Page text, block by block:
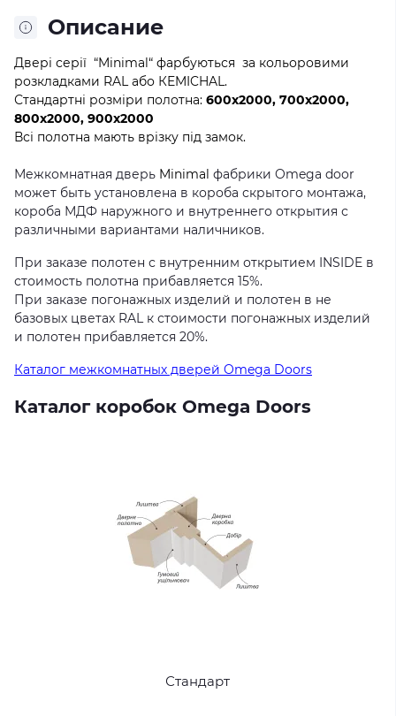
Описание
Двері серії “Minimal“ фарбуються за кольоровими
розкладками RAL або КEMICHAL.
Стандартні розміри полотна: 600x2000, 700x2000,
800x2000, 900x2000
Всі полотна мають врізку під замок.
Межкомнатная дверь Minimal фабрики Omega door
может быть установлена ​​в короба скрытого монтажа,
короба МДФ наружного и внутреннего открытия с
различными вариантами наличников.
При заказе полотен с внутренним открытием INSIDE в
стоимость полотна прибавляется 15%.
При заказе погонажных изделий и полотен в не
базовых цветах RAL к стоимости погонажных изделий
и полотен прибавляется 20%.
Каталог межкомнатных дверей Omega Doors
Каталог коробок Omega Doors
Стандарт